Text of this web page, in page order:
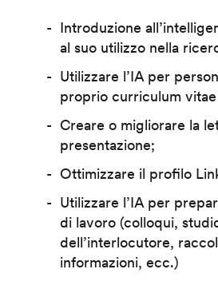
Introduzione
al suo utilizzo nella
Utilizzare l’IA per
proprio curriculum vitae
Creare o migliorare la
presentazione;
Ottimizzare il profilo
Utilizzare l’IA per
di lavoro (colloqui,
dell’interlocutore,
informazioni, ecc.)